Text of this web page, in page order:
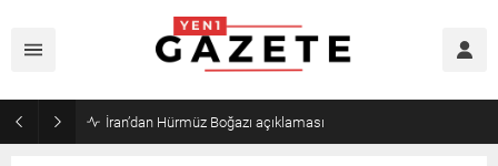
İran’dan Hürmüz Boğazı açıklaması